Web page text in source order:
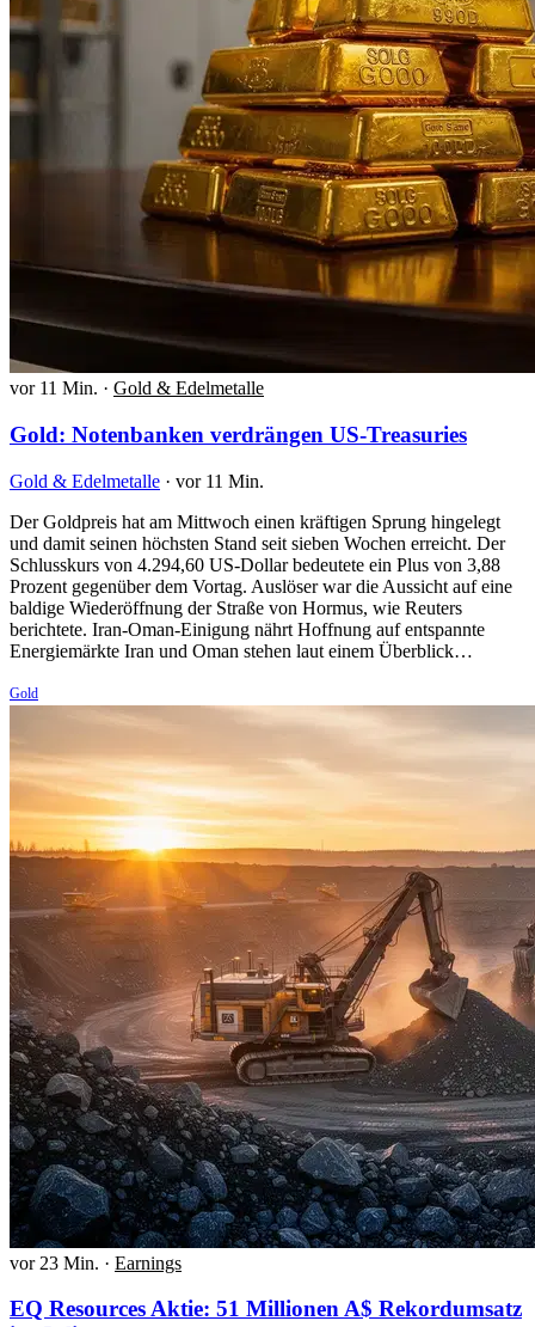
vor 11 Min. · Gold & Edelmetalle
Gold: Notenbanken verdrängen US-Treasuries
Gold & Edelmetalle · vor 11 Min.
Der Goldpreis hat am Mittwoch einen kräftigen Sprung hingelegt
und damit seinen höchsten Stand seit sieben Wochen erreicht. Der
Schlusskurs von 4.294,60 US-Dollar bedeutete ein Plus von 3,88
Prozent gegenüber dem Vortag. Auslöser war die Aussicht auf eine
baldige Wiederöffnung der Straße von Hormus, wie Reuters
berichtete. Iran-Oman-Einigung nährt Hoffnung auf entspannte
Energiemärkte Iran und Oman stehen laut einem Überblick…
Gold
vor 23 Min. · Earnings
EQ Resources Aktie: 51 Millionen A$ Rekordumsatz